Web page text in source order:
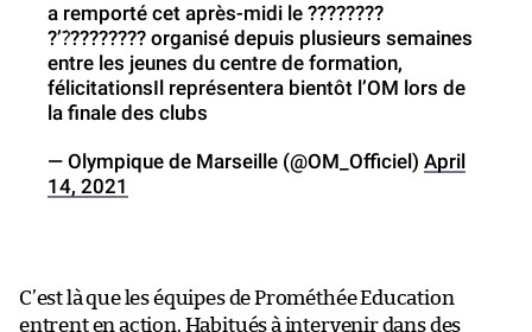
a remporté cet après-midi le ????????
?’?́???????? organisé depuis plusieurs semaines
entre les jeunes du centre de formation,
félicitationsIl représentera bientôt l’OM lors de
la finale des clubs
— Olympique de Marseille (@OM_Officiel) April
14, 2021
C’est là que les équipes de Prométhée Education
entrent en action. Habitués à intervenir dans des